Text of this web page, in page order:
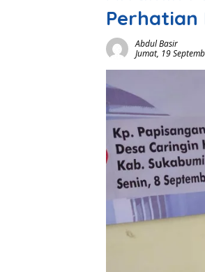
Perhatian
Abdul Basir
Jumat, 19